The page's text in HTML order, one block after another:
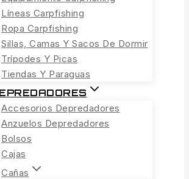
Líneas Carpfishing
Ropa Carpfishing
Sillas, Camas Y Sacos De Dormir
Trípodes Y Picas
Tiendas Y Paraguas
Accesorios Depredadores
Anzuelos Depredadores
Bolsos
Cajas
Cañas